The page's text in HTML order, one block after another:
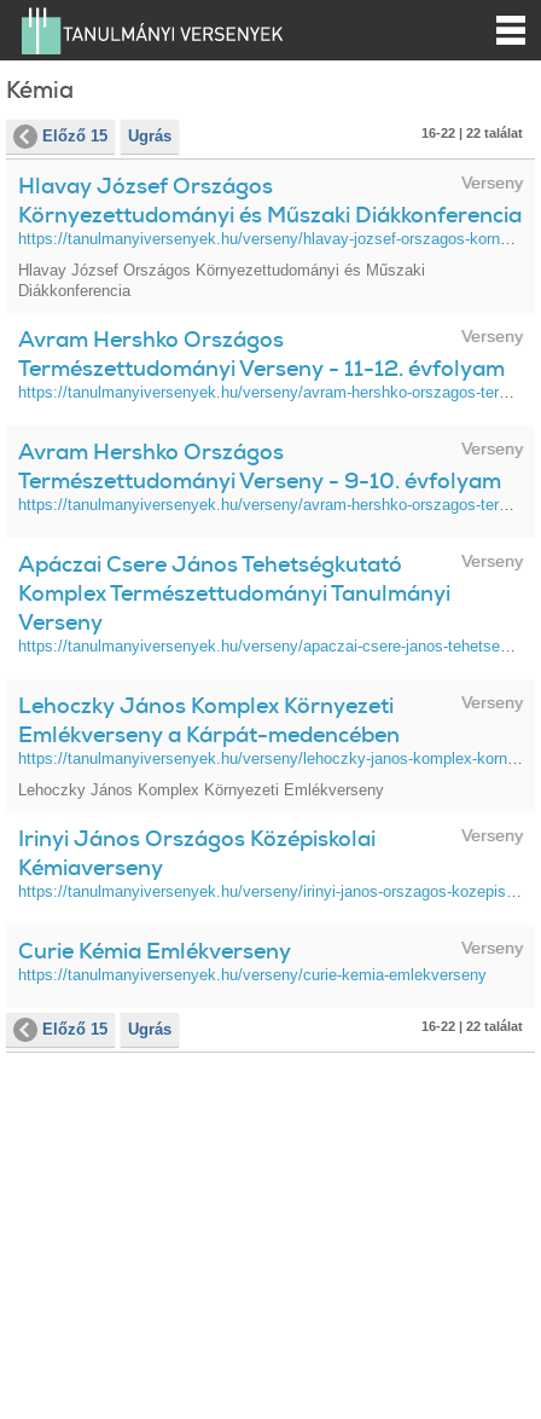
Kémia
Előző 15 Ugrás 16-22 | 22 találat
Verseny
Hlavay József Országos
Környezettudományi és Műszaki Diákkonferencia
https://tanulmanyiversenyek.hu/verseny/hlavay-jozsef-orszagos-kornyezettudomanyi-es-muszaki-diakkonferencia
Hlavay József Országos Környezettudományi és Műszaki
Diákkonferencia
Verseny
Avram Hershko Országos
Természettudományi Verseny - 11-12. évfolyam
https://tanulmanyiversenyek.hu/verseny/avram-hershko-orszagos-termeszettudomanyi-verseny-11-12-evfolyam
Verseny
Avram Hershko Országos
Természettudományi Verseny - 9-10. évfolyam
https://tanulmanyiversenyek.hu/verseny/avram-hershko-orszagos-termeszettudomanyi-verseny-9-10-evfolyam
Verseny
Apáczai Csere János Tehetségkutató
Komplex Természettudományi Tanulmányi
Verseny
https://tanulmanyiversenyek.hu/verseny/apaczai-csere-janos-tehetsegkutato-komplex-termeszettudomanyi-tanulmanyi-verseny
Verseny
Lehoczky János Komplex Környezeti
Emlékverseny a Kárpát-medencében
https://tanulmanyiversenyek.hu/verseny/lehoczky-janos-komplex-kornyezeti-emlekverseny-karpat-medenceben
Lehoczky János Komplex Környezeti Emlékverseny
Verseny
Irinyi János Országos Középiskolai
Kémiaverseny
https://tanulmanyiversenyek.hu/verseny/irinyi-janos-orszagos-kozepiskolai-kemiaverseny
Verseny
Curie Kémia Emlékverseny
https://tanulmanyiversenyek.hu/verseny/curie-kemia-emlekverseny
Előző 15 Ugrás 16-22 | 22 találat